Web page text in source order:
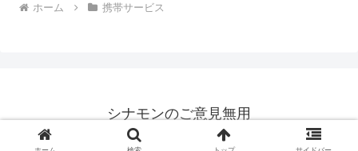
ホーム 携帯サービス
シナモンのご意見無用
© 2014 シナモンのご意見無用.